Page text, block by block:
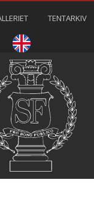
TENTARKIV
⠀⠀⠀